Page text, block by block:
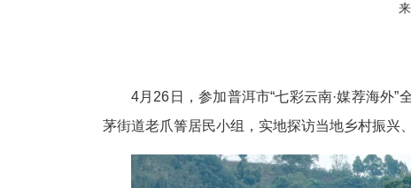
4月26日，参加普洱市“七彩云南·媒荐海外
茅街道老爪箐居民小组，实地探访当地乡村振兴